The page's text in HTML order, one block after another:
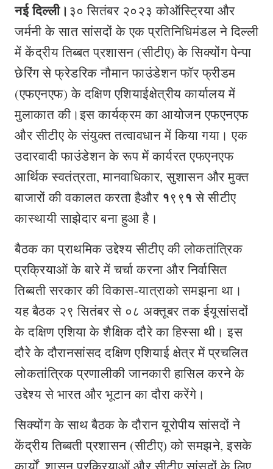
नई दिल्ली। ३० सितंबर २०२३ कोऑस्ट्रिया और
जर्मनी के सात सांसदों के एक प्रतिनिधिमंडल ने दिल्ली
में केंद्रीय तिब्बत प्रशासन (सीटीए) के सिक्योंग पेन्पा
छेरिंग से फ्रेडरिक नौमान फाउंडेशन फॉर फ्रीडम
(एफएनएफ) के दक्षिण एशियाईक्षेत्रीय कार्यालय में
मुलाकात की।इस कार्यक्रम का आयोजन एफएनएफ
और सीटीए के संयुक्‍त तत्‍वावधान में किया गया। एक
उदारवादी फाउंडेशन के रूप में कार्यरत एफएनएफ
आर्थिक स्वतंत्रता, मानवाधिकार, सुशासन और मुक्त
बाजारों की वकालत करता हैऔर १९९१ से सीटीए
कास्थायी साझेदार बना हुआ है।
बैठक का प्राथमिक उद्देश्य सीटीए की लोकतांत्रिक
प्रक्रियाओं के बारे में चर्चा करना और निर्वासित
तिब्बती सरकार की विकास-यात्राको समझना था।
यह बैठक २९ सितंबर से ०८ अक्तूबर तक ईयूसांसदों
के दक्षिण एशिया के शैक्षिक दौरे का हिस्सा थी। इस
दौरे के दौरानसांसद दक्षिण एशियाई क्षेत्र में प्रचलित
लोकतांत्रिक प्रणालीकी जानकारी हासिल करने के
उद्देश्य से भारत और भूटान का दौरा करेंगे।
सिक्योंग के साथ बैठक के दौरान यूरोपीय सांसदों ने
केंद्रीय तिब्बती प्रशासन (सीटीए) को समझने, इसके